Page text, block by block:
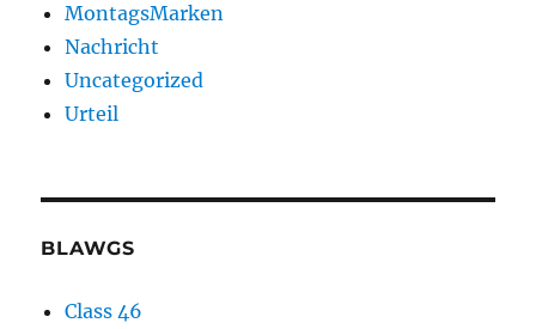
MontagsMarken
Nachricht
Uncategorized
Urteil
BLAWGS
Class 46